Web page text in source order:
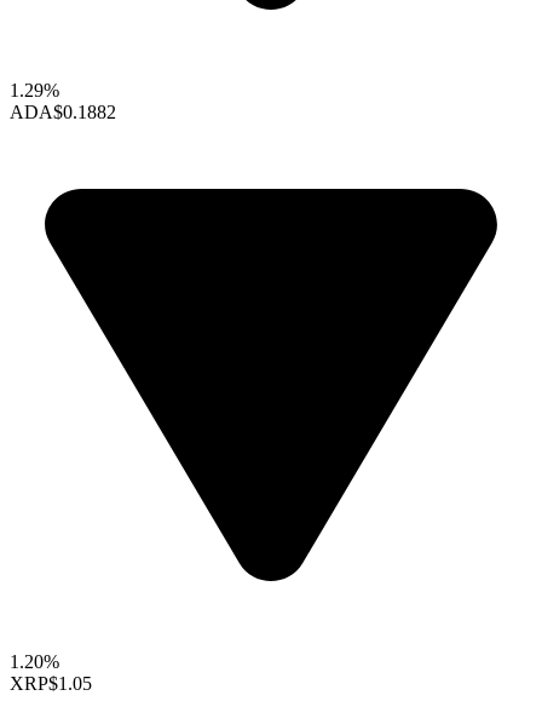
1.29%
ADA$0.1882
1.20%
XRP$1.05